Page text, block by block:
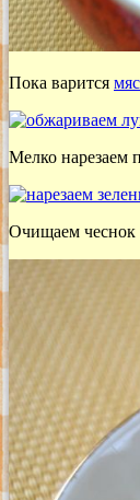
Пока варится
Мелко нарезаем
Очищаем чеснок